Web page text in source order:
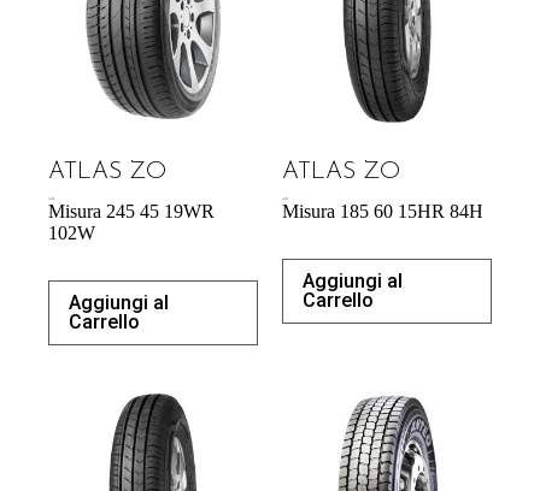
ATLAS ZO
Misura 245 45 19WR
102W
Aggiungi al
Carrello
ATLAS ZO
Misura 185 60 15HR 84H
Aggiungi al
Carrello